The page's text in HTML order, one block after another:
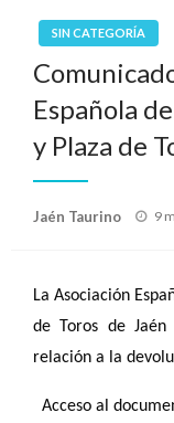
SIN CATEGORÍA
Española
y Plaza de
Jaén Taurino 9
La Asociación
de Toros de
relación a la
Acceso al